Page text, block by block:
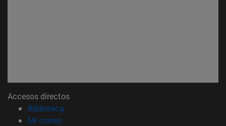
Accesos directos
Biblioteca
Mi correo(abre en nueva ventana)